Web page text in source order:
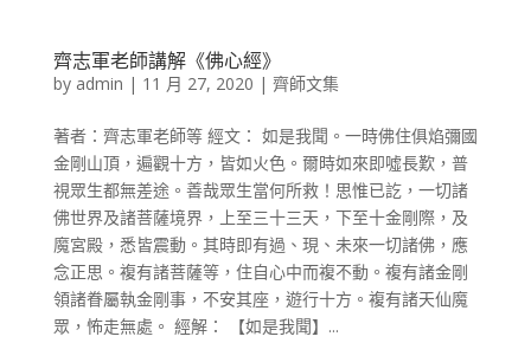
齊志軍老師講解《佛心經》
by admin | 11 月 27, 2020 | 齊師文集
著者：齊志軍老師等 經文： 如是我聞。一時佛住俱焰彌國
金剛山頂，遍觀十方，皆如火色。爾時如來即噓長歎，普
視眾生都無差途。善哉眾生當何所救！思惟已訖，一切諸
佛世界及諸菩薩境界，上至三十三天，下至十金剛際，及
魔宮殿，悉皆震動。其時即有過、現、未來一切諸佛，應
念正思。複有諸菩薩等，住自心中而複不動。複有諸金剛
領諸眷屬執金剛事，不安其座，遊行十方。複有諸天仙魔
眾，怖走無處。 經解： 【如是我聞】...